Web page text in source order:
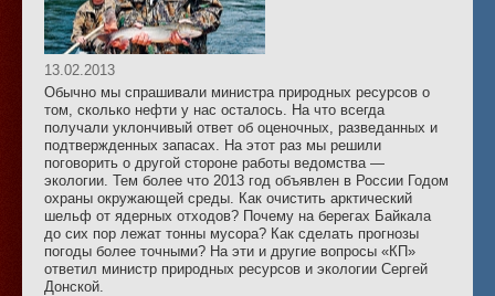
13.02.2013
Обычно мы спрашивали министра природных ресурсов о
том, сколько нефти у нас осталось. На что всегда
получали уклончивый ответ об оценочных, разведанных и
подтвержденных запасах. На этот раз мы решили
поговорить о другой стороне работы ведомства —
экологии. Тем более что 2013 год объявлен в России Годом
охраны окружающей среды. Как очистить арктический
шельф от ядерных отходов? Почему на берегах Байкала
до сих пор лежат тонны мусора? Как сделать прогнозы
погоды более точными? На эти и другие вопросы «КП»
ответил министр природных ресурсов и экологии Сергей
Донской.